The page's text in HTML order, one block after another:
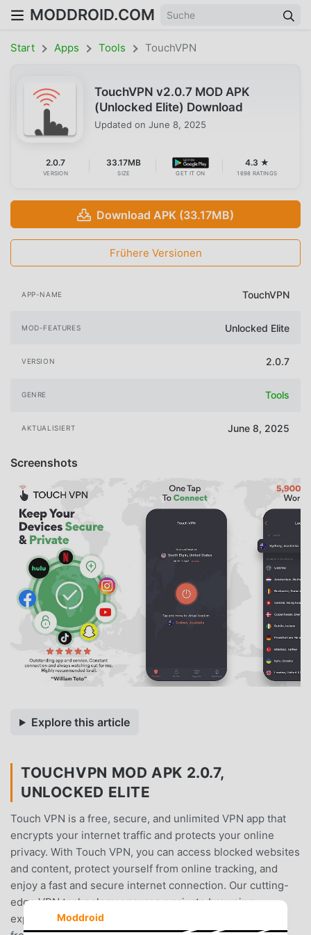
MODDROID.COM
Start Apps Tools TouchVPN
TouchVPN v2.0.7 MOD APK
(Unlocked Elite) Download
Updated on June 8, 2025
2.0.7
VERSION
33.17MB
SIZE GET IT ON
4.3 ★
1698 RATINGS
Download APK (33.17MB)
Frühere Versionen
APP-NAME TouchVPN
MOD-FEATURES Unlocked Elite
VERSION 2.0.7
GENRE Tools
AKTUALISIERT June 8, 2025
Screenshots
Explore this article
TOUCHVPN MOD APK 2.0.7,
UNLOCKED ELITE
Touch VPN is a free, secure, and unlimited VPN app that
encrypts your internet traffic and protects your online
privacy. With Touch VPN, you can access blocked websites
and content, protect yourself from online tracking, and
enjoy a fast and secure internet connection. Our cutting-
edge VPN technology ensures a private browsing
experience, encrypts your online data, and shields you
Moddroid